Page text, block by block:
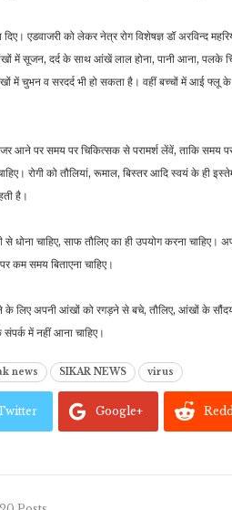
एडवाजरी को लेकर नेत्र रोग विशेषज्ञ डॉ अरविन्द
में सूजन, दर्द के साथ आंखें लाल होना, पानी आना, पलके
में चुभन व सरदर्द भी हो सकता है। वहीं बच्चों में आई
आने पर समय पर चिकित्सक से परामर्श लेंवें, ताकि समय
रोगी को तौलियां, रूमाल, बिस्तर आदि स्वयं के ही
है।
धोना चाहिए, साफ तौलिए का ही उपयोग करना
कम समय बिताएना चाहिए।
अपनी आंखों को रगड़ने से बचे, तौलिए, आंखों के सौंदर्य
में नहीं आना चाहिए।
news SIKAR NEWS virus
Google+